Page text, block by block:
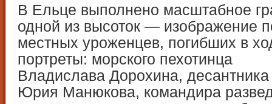
В Ельце выполнено масштабное
одной из высоток — изображение
местных уроженцев, погибших в
портреты: морского пехотинца
Владислава Дорохина, десантника
Юрия Манюкова, командира